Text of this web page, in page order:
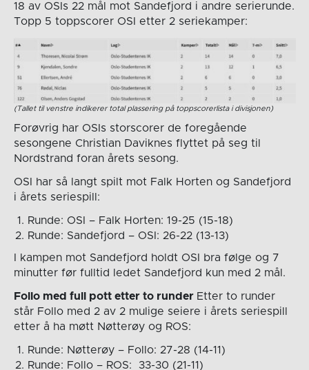
18 av OSIs 22 mål mot Sandefjord i andre serierunde.
Topp 5 toppscorer OSI etter 2 seriekamper:
(Tallet til venstre indikerer total plassering på toppscorerlista i divisjonen)
Forøvrig har OSIs storscorer de foregående
sesongene Christian Daviknes flyttet på seg til
Nordstrand foran årets sesong.
OSI har så langt spilt mot Falk Horten og Sandefjord
i årets seriespill:
Runde: OSI – Falk Horten: 19-25 (15-18)
Runde: Sandefjord – OSI: 26-22 (13-13)
I kampen mot Sandefjord holdt OSI bra følge og 7
minutter før fulltid ledet Sandefjord kun med 2 mål.
Follo med full pott etter to runder Etter to runder
står Follo med 2 av 2 mulige seiere i årets seriespill
etter å ha møtt Nøtterøy og ROS:
Runde: Nøtterøy – Follo: 27-28 (14-11)
Runde: Follo – ROS: 33-30 (21-11)